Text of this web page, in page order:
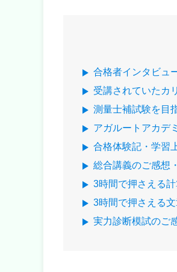
合格者インタビュ
受講されていたカ
測量士補試験を目
アガルートアカデ
合格体験記・学習
総合講義のご感想
3時間で押さえる
3時間で押さえる
実力診断模試のご